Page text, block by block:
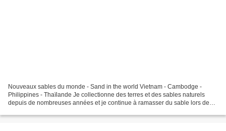
Nouveaux sables du monde - Sand in the world Vietnam - Cambodge -
Philippines - Thaïlande Je collectionne des terres et des sables naturels
depuis de nombreuses années et je continue à ramasser du sable lors de